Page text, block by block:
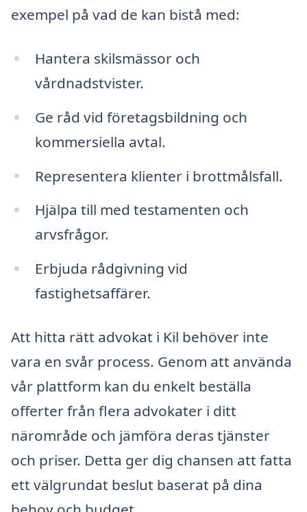
exempel på vad de kan bistå med:
Hantera skilsmässor och
vårdnadstvister.
Ge råd vid företagsbildning och
kommersiella avtal.
Representera klienter i brottmålsfall.
Hjälpa till med testamenten och
arvsfrågor.
Erbjuda rådgivning vid
fastighetsaffärer.
Att hitta rätt advokat i Kil behöver inte
vara en svår process. Genom att använda
vår plattform kan du enkelt beställa
offerter från flera advokater i ditt
närområde och jämföra deras tjänster
och priser. Detta ger dig chansen att fatta
ett välgrundat beslut baserat på dina